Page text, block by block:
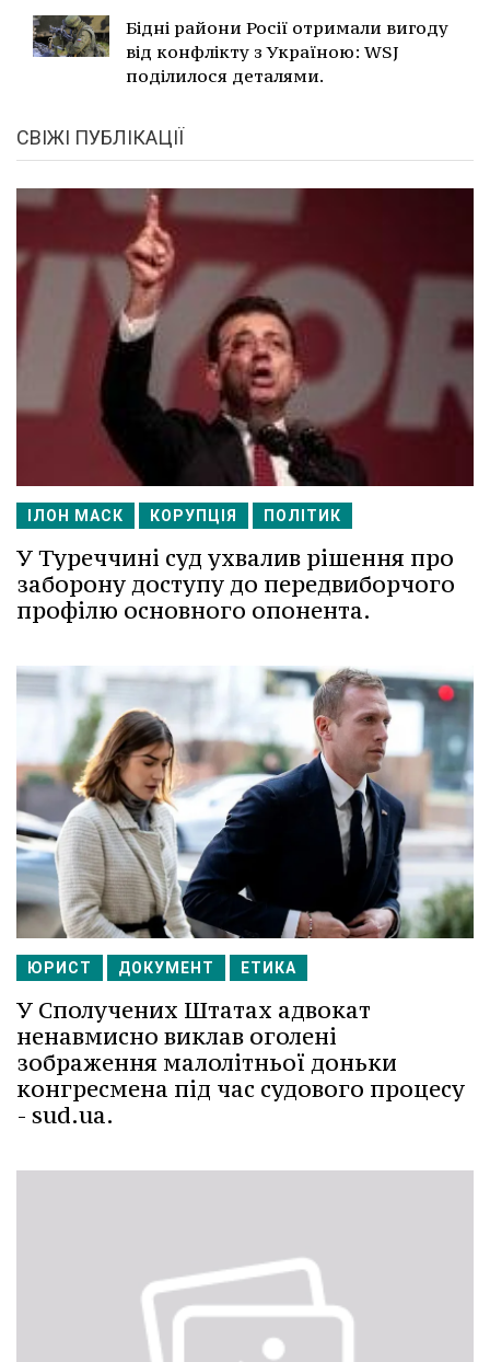
Бідні райони Росії отримали вигоду
від конфлікту з Україною: WSJ
поділилося деталями.
СВІЖІ ПУБЛІКАЦІЇ
ІЛОН МАСК КОРУПЦІЯ ПОЛІТИК
У Туреччині суд ухвалив рішення про
заборону доступу до передвиборчого
профілю основного опонента.
ЮРИСТ ДОКУМЕНТ ЕТИКА
У Сполучених Штатах адвокат
ненавмисно виклав оголені
зображення малолітньої доньки
конгресмена під час судового процесу
- sud.ua.